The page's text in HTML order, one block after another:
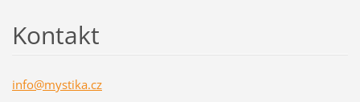
Kontakt
info@mystika.cz